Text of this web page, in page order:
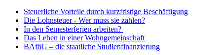
Steuerliche Vorteile durch kurzfristige Beschäftigung
Die Lohnsteuer - Wer muss sie zahlen?
In den Semesterferien arbeiten?
Das Leben in einer Wohngemeinschaft
BAföG – die staatliche Studienfinanzierung